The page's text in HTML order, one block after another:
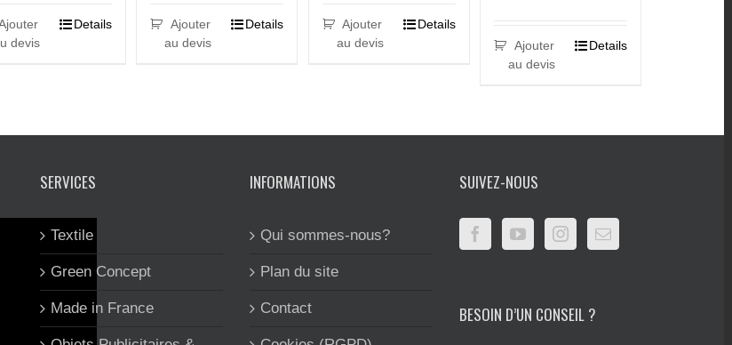
devis
Details
Ajouter
au devis
Details
Ajouter
au devis
Details
Ajouter
au devis
Details
SERVICES
Textile
Green Concept
Made in France
INFORMATIONS
Qui sommes-nous?
Plan du site
Contact
SUIVEZ-NOUS
BESOIN D’UN CONSEIL ?